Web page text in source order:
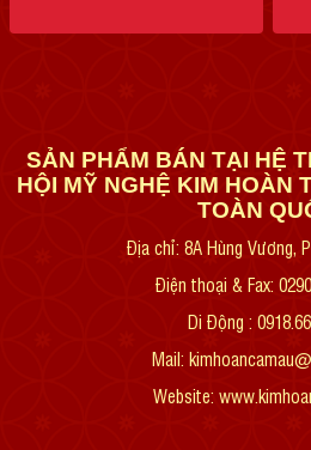
SẢN PHẨM BÁN TẠI HỆ
HỘI MỸ NGHỆ KIM HOÀN
TOÀN
Địa chỉ: 8A Hùng Vương,
Điện thoại & Fax:
Di Động :
Mail:
Website: